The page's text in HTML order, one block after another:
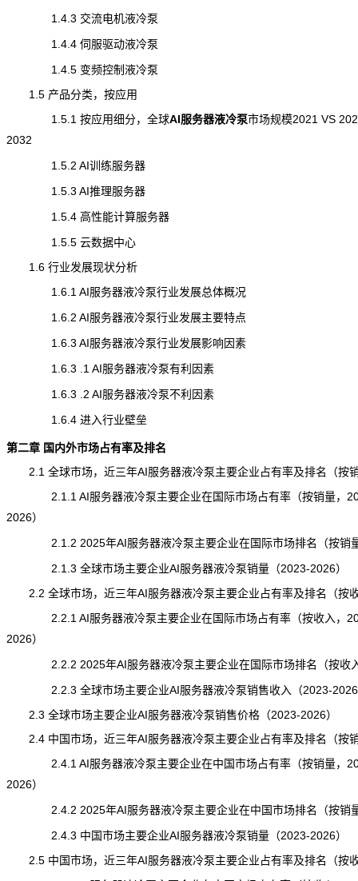
1.4.3 交流电机液冷泵
1.4.4 伺服驱动液冷泵
1.4.5 变频控制液冷泵
1.5 产品分类，按应用
1.5.1 按应用细分，全球AI服务器液冷泵市场规模2021 VS
2032
1.5.2 AI训练服务器
1.5.3 AI推理服务器
1.5.4 高性能计算服务器
1.5.5 云数据中心
1.6 行业发展现状分析
1.6.1 AI服务器液冷泵行业发展总体概况
1.6.2 AI服务器液冷泵行业发展主要特点
1.6.3 AI服务器液冷泵行业发展影响因素
1.6.3 .1 AI服务器液冷泵有利因素
1.6.3 .2 AI服务器液冷泵不利因素
1.6.4 进入行业壁垒
第二章 国内外市场占有率及排名
2.1 全球市场，近三年AI服务器液冷泵主要企业占有率及排名（按
2.1.1 AI服务器液冷泵主要企业在国际市场占有率（按销量，
2026）
2.1.2 2025年AI服务器液冷泵主要企业在国际市场排名（按销
2.1.3 全球市场主要企业AI服务器液冷泵销量（2023-2026）
2.2 全球市场，近三年AI服务器液冷泵主要企业占有率及排名（按
2.2.1 AI服务器液冷泵主要企业在国际市场占有率（按收入，
2026）
2.2.2 2025年AI服务器液冷泵主要企业在国际市场排名（按收
2.2.3 全球市场主要企业AI服务器液冷泵销售收入（2023-
2.3 全球市场主要企业AI服务器液冷泵销售价格（2023-2026）
2.4 中国市场，近三年AI服务器液冷泵主要企业占有率及排名（按
2.4.1 AI服务器液冷泵主要企业在中国市场占有率（按销量，
2026）
2.4.2 2025年AI服务器液冷泵主要企业在中国市场排名（按销
2.4.3 中国市场主要企业AI服务器液冷泵销量（2023-2026）
2.5 中国市场，近三年AI服务器液冷泵主要企业占有率及排名（按